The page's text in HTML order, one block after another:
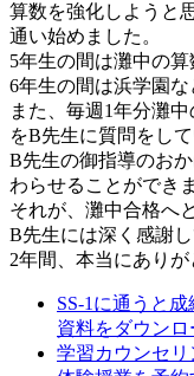
算数を強化しようと
通い始めました。
5年生の間は灘中の算
6年生の間は浜学園な
また、毎週1年分灘
をB先生に質問をして
B先生の御指導のお
わらせることができ
それが、灘中合格へ
B先生には深く感謝し
2年間、本当にありが
SS-1に通うと
資料をダウンロ
学習カウンセリ